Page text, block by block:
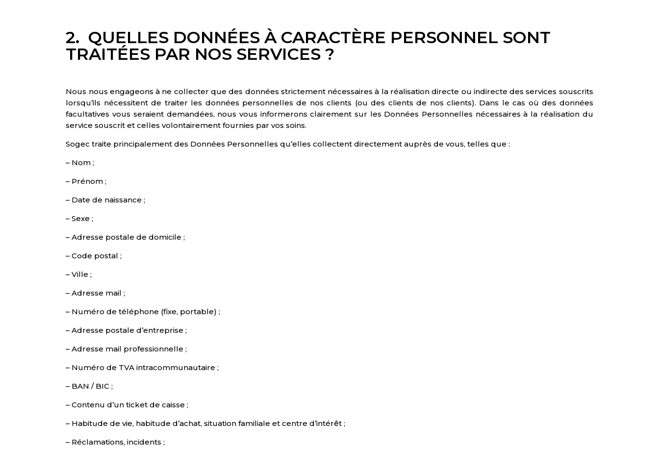
2. QUELLES DONNÉES À CARACTÈRE PERSONNEL SONT
TRAITÉES PAR NOS SERVICES ?
Nous nous engageons à ne collecter que des données strictement nécessaires à la réalisation directe ou indirecte des services souscrits
lorsqu’ils nécessitent de traiter les données personnelles de nos clients (ou des clients de nos clients). Dans le cas où des données
facultatives vous seraient demandées, nous vous informerons clairement sur les Données Personnelles nécessaires à la réalisation du
service souscrit et celles volontairement fournies par vos soins.
Sogec traite principalement des Données Personnelles qu’elles collectent directement auprès de vous, telles que :
– Nom ;
– Prénom ;
– Date de naissance ;
– Sexe ;
– Adresse postale de domicile ;
– Code postal ;
– Ville ;
– Adresse mail ;
– Numéro de téléphone (fixe, portable) ;
– Adresse postale d’entreprise ;
– Adresse mail professionnelle ;
– Numéro de TVA intracommunautaire ;
– BAN / BIC ;
– Contenu d’un ticket de caisse ;
– Habitude de vie, habitude d’achat, situation familiale et centre d’intérêt ;
– Réclamations, incidents ;